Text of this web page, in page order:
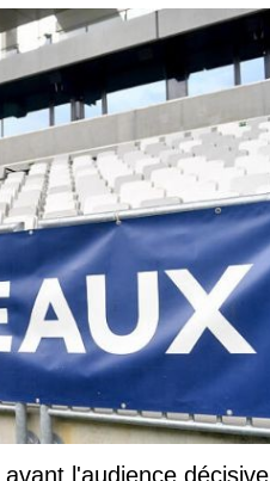
l'audience décisive